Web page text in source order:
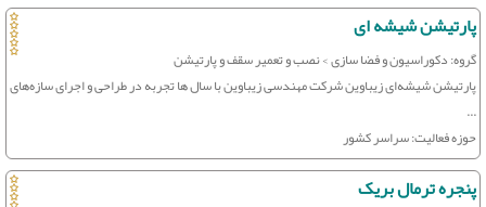
پارتیشن شیشه ای
گروه: دکوراسیون و فضا سازی > نصب و تعمیر سقف و پارتیشن
پارتیشن شیشه‌ای زیباوین شرکت مهندسی زیباوین با سال ها تجربه در طراحی و اجرای سازه‌های
...
حوزه فعالیت: سراسر کشور
پنجره ترمال بریک